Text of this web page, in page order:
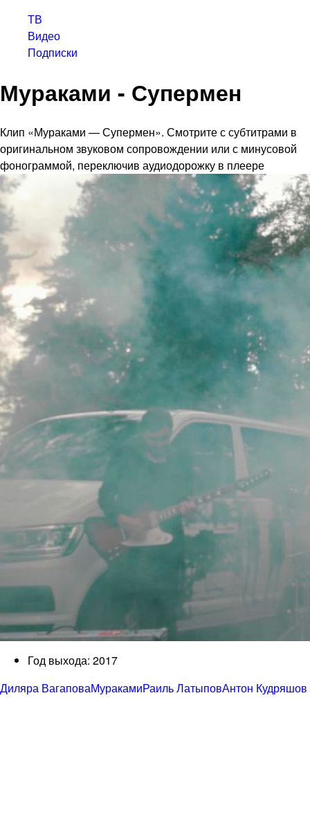
ТВ
Видео
Подписки
Мураками - Супермен
Клип «Мураками — Супермен». Смотрите с субтитрами в
оригинальном звуковом сопровождении или с минусовой
фонограммой, переключив аудиодорожку в плеере
Год выхода: 2017
Диляра ВагаповаМуракамиРаиль ЛатыповАнтон Кудряшов